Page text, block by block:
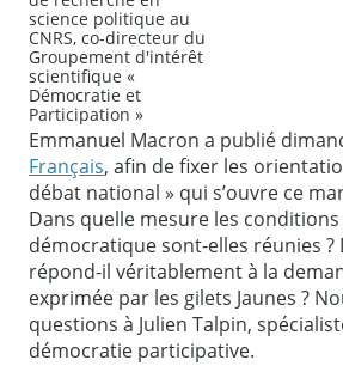
science politique au
CNRS, co-directeur du
Groupement d'intérêt
scientifique «
Démocratie et
Participation »
Emmanuel Macron a publié
Français, afin de fixer les
débat national » qui s’ouvre ce
Dans quelle mesure les conditions
démocratique sont-elles réunies ?
répond-il véritablement à la
exprimée par les gilets Jaunes ?
questions à Julien Talpin,
démocratie participative.